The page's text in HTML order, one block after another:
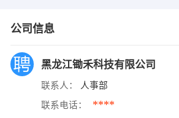
公司信息
黑龙江锄禾科技有限公司
联系人： 人事部
联系电话： ****